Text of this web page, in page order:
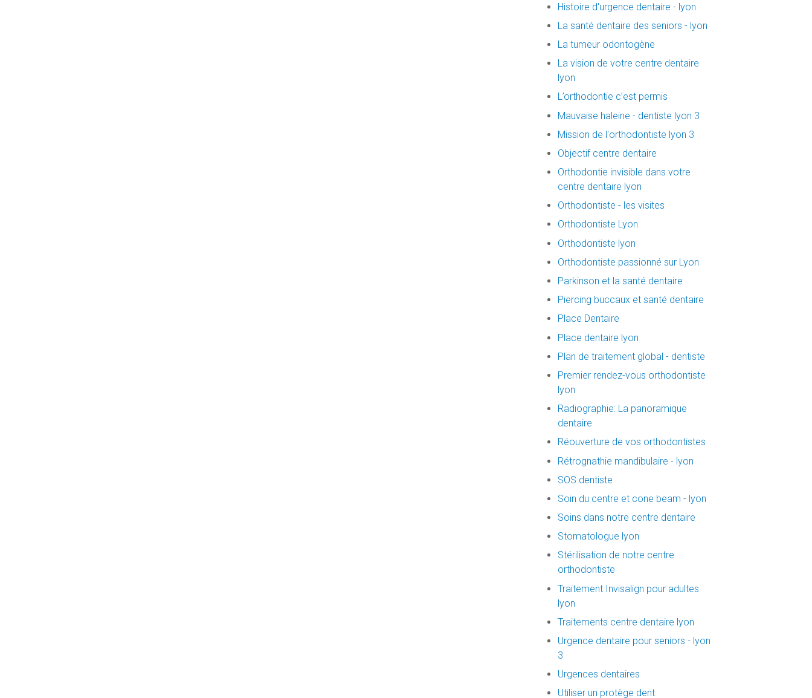
Histoire d'urgence dentaire - lyon
La santé dentaire des seniors - lyon
La tumeur odontogène
La vision de votre centre dentaire
lyon
L’orthodontie c’est permis
Mauvaise haleine - dentiste lyon 3
Mission de l'orthodontiste lyon 3
Objectif centre dentaire
Orthodontie invisible dans votre
centre dentaire lyon
Orthodontiste - les visites
Orthodontiste Lyon
Orthodontiste lyon
Orthodontiste passionné sur Lyon
Parkinson et la santé dentaire
Piercing buccaux et santé dentaire
Place Dentaire
Place dentaire lyon
Plan de traitement global - dentiste
Premier rendez-vous orthodontiste
lyon
Radiographie: La panoramique
dentaire
Réouverture de vos orthodontistes
Rétrognathie mandibulaire - lyon
SOS dentiste
Soin du centre et cone beam - lyon
Soins dans notre centre dentaire
Stomatologue lyon
Stérilisation de notre centre
orthodontiste
Traitement Invisalign pour adultes
lyon
Traitements centre dentaire lyon
Urgence dentaire pour seniors - lyon
3
Urgences dentaires
Utiliser un protège dent